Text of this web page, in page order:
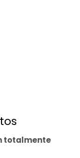
totalmente